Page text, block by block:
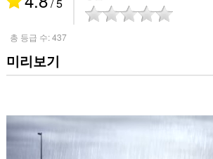
총 등급 수:437
미리보기